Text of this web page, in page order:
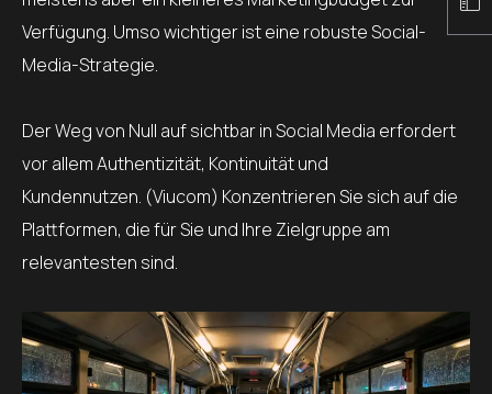
Verfügung. Umso wichtiger ist eine robuste Social-
Media-Strategie.
Der Weg von Null auf sichtbar in Social Media erfordert
vor allem Authentizität, Kontinuität und
Kundennutzen. (Viucom) Konzentrieren Sie sich auf die
Plattformen, die für Sie und Ihre Zielgruppe am
relevantesten sind.